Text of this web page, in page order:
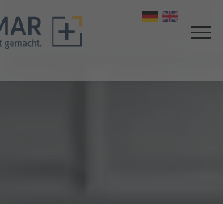
Sprache